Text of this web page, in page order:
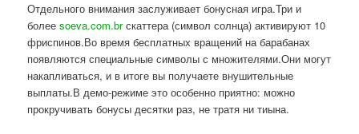
Отдельного внимания заслуживает бонусная игра.Три и
болееsoeva.com.brскаттера (символ солнца) активируют 10
фриспинов.Во время бесплатных вращений на барабанах
появляются специальные символы с множителями.Они могут
накапливаться, и в итоге вы получаете внушительные
выплаты.В демо-режиме это особенно приятно: можно
прокручивать бонусы десятки раз, не тратя ни тиына.